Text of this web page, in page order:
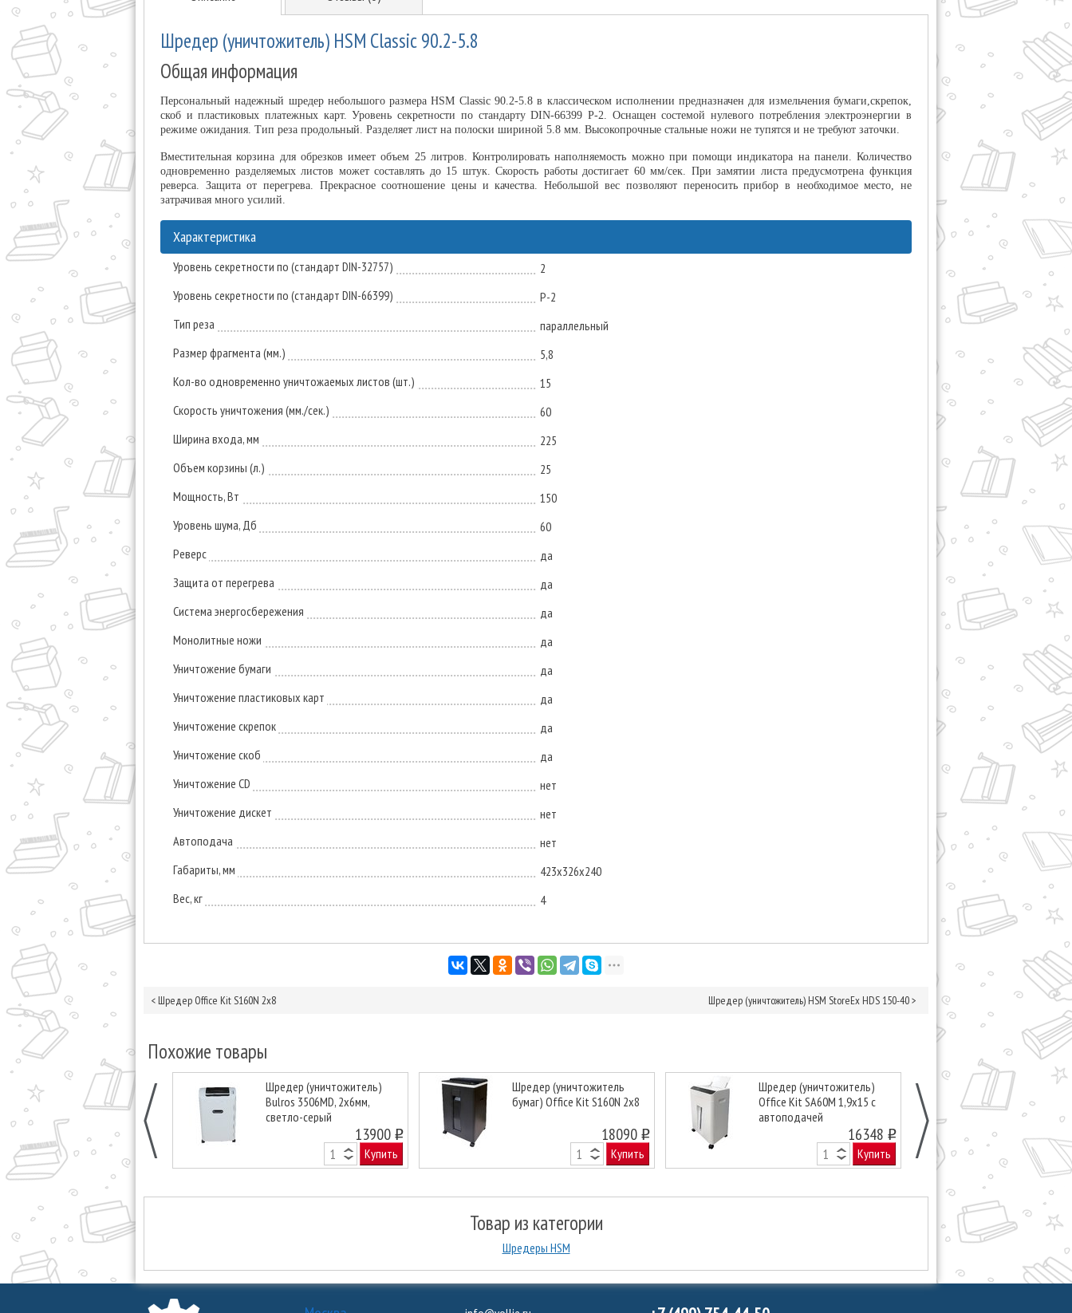
Шредер (уничтожитель) HSM Classic 90.2-5.8
Общая информация
Персональный надежный шредер небольшого размера HSM Classic 90.2-5.8 в классическом исполнении предназначен для измельчения бумаги,скрепок,
скоб и пластиковых платежных карт. Уровень секретности по стандарту DIN-66399 P-2. Оснащен состемой нулевого потребления электроэнергии в
режиме ожидания. Тип реза продольный. Разделяет лист на полоски шириной 5.8 мм. Высокопрочные стальные ножи не тупятся и не требуют заточки.
Вместительная корзина для обрезков имеет объем 25 литров. Контролировать наполняемость можно при помощи индикатора на панели. Количество
одновременно разделяемых листов может составлять до 15 штук. Скорость работы достигает 60 мм/сек. При замятии листа предусмотрена функция
реверса. Защита от перегрева. Прекрасное соотношение цены и качества. Небольшой вес позволяют переносить прибор в необходимое место, не
затрачивая много усилий.
Характеристика
Уровень секретности по (стандарт DIN-32757)
2
Уровень секретности по (стандарт DIN-66399)
P-2
Тип реза
параллельный
Размер фрагмента (мм.)
5,8
Кол-во одновременно уничтожаемых листов (шт.)
15
Скорость уничтожения (мм./сек.)
60
Ширина входа, мм
225
Объем корзины (л.)
25
Мощность, Вт
150
Уровень шума, Дб
60
Реверс
да
Защита от перегрева
да
Система энергосбережения
да
Монолитные ножи
да
Уничтожение бумаги
да
Уничтожение пластиковых карт
да
Уничтожение скрепок
да
Уничтожение скоб
да
Уничтожение CD
нет
Уничтожение дискет
нет
Автоподача
нет
Габариты, мм
423x326x240
Вес, кг
4
< Шредер Office Kit S160N 2х8 Шредер (уничтожитель) HSM StoreEx HDS 150-40>
Похожие товары
Шредер (уничтожитель)
Bulros 3506MD, 2x6мм,
светло-серый
13900 o
Купить
Шредер (уничтожитель
бумаг) Office Kit S160N 2х8
18090 o
Купить
Шредер (уничтожитель)
Office Kit SA60M 1,9х15 с
автоподачей
16348 o
Купить
Шредер
Vigorhood
Товар из категории
Шредеры HSM